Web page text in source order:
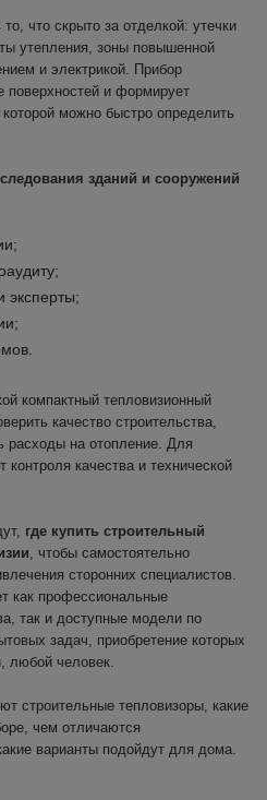
что скрыто за отделкой: утечки
утепления, зоны повышенной
и электрикой. Прибор
поверхностей и формирует
можно быстро определить
зданий и сооружений
эксперты;
компактный тепловизионный
качество строительства,
расходы на отопление. Для
качества и технической
где купить строительный
, чтобы самостоятельно
сторонних специалистов.
как профессиональные
так и доступные модели по
задач, приобретение которых
любой человек.
строительные тепловизоры, какие
чем отличаются
варианты подойдут для дома.